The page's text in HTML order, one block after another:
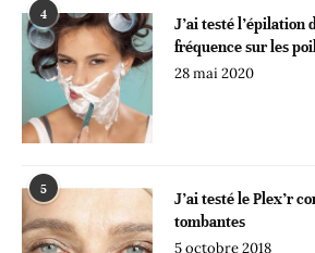
4
J’ai testé l’épilation
fréquence sur les
28 mai 2020
5
J’ai testé le Plex’r
tombantes
5 octobre 2018